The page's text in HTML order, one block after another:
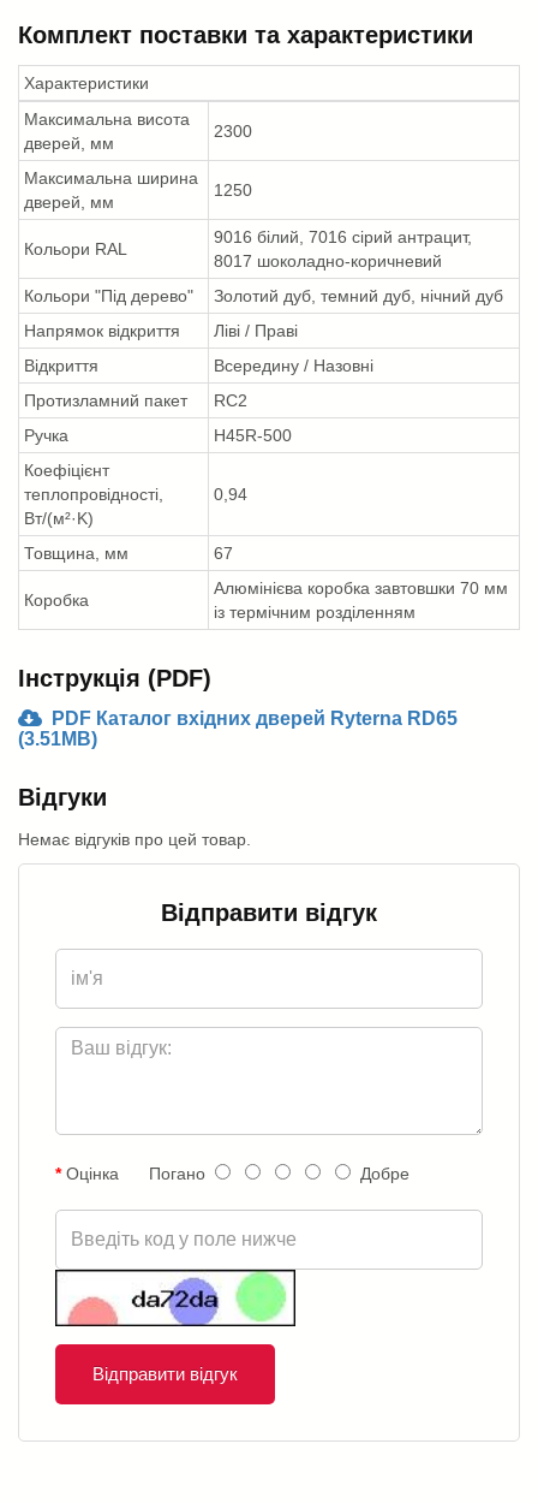
Комплект поставки та характеристики
Характеристики
Максимальна висота
дверей, мм
2300
Максимальна ширина
дверей, мм
1250
Кольори RAL
9016 білий, 7016 сірий антрацит,
8017 шоколадно-коричневий
Кольори "Під дерево"
Золотий дуб, темний дуб, нічний дуб
Напрямок відкриття
Ліві / Праві
Відкриття
Всередину / Назовні
Протизламний пакет
RC2
Ручка
H45R-500
Коефіцієнт
теплопровідності,
Вт/(м²·K)
0,94
Товщина, мм 67
Коробка
Алюмінієва коробка завтовшки 70 мм
із термічним розділенням
Інструкція (PDF)
PDF Каталог вхідних дверей Ryterna RD65
(3.51MB)
Відгуки
Немає відгуків про цей товар.
Відправити відгук
Оцінка Погано Добре
Відправити відгук